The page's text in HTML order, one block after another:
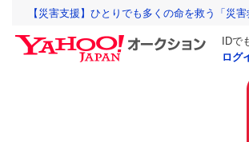
【災害支援】ひとりでも多くの命を救う「災
IDで
ログ